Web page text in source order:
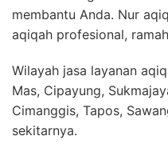
membantu Anda. Nur
aqiqah profesional,
Wilayah jasa layanan
Mas, Cipayung,
Cimanggis, Tapos,
sekitarnya.